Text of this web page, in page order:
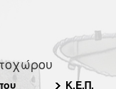
Κ.Ε.Π.